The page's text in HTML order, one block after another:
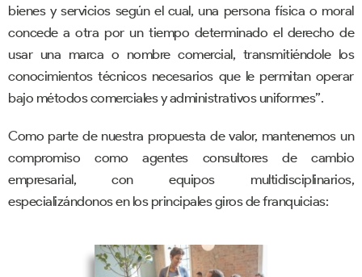
bienes y servicios según el cual, una persona física o moral
concede a otra por un tiempo determinado el derecho de
usar una marca o nombre comercial, transmitiéndole los
conocimientos técnicos necesarios que le permitan operar
bajo métodos comerciales y administrativos uniformes”.
Como parte de nuestra propuesta de valor, mantenemos un
compromiso como agentes consultores de cambio
empresarial, con equipos multidisciplinarios,
especializándonos en los principales giros de franquicias: